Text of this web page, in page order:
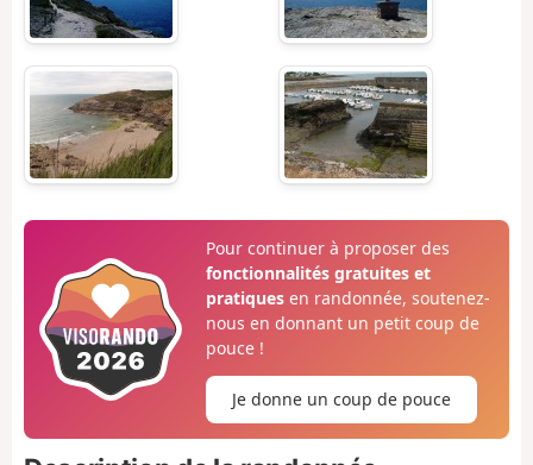
Pour continuer à proposer des
fonctionnalités gratuites et
pratiquesen randonnée, soutenez-
nous en donnant un petit coup de
pouce !
Je donne un coup de pouce